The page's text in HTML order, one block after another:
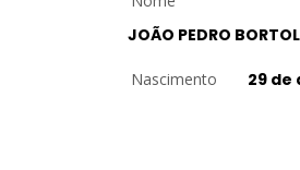
JOÃO PEDRO
Nascimento 29 de